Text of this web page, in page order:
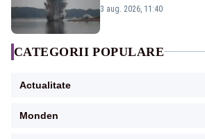
kilograme de explozibil
3 aug. 2026, 11:40
CATEGORII POPULARE
Actualitate
Monden